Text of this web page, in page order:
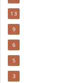
13
9
6
5
3